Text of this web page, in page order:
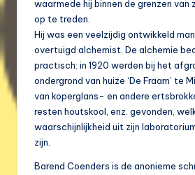
waarmede hij binnen de grenzen van
op te treden.
Hij was een veelzijdig ontwikkeld
overtuigd alchemist. De alchemie
practisch: in 1920 werden bij het
ondergrond van huize ‘De Fraam’ te
van koperglans- en andere
resten houtskool, enz. gevonden,
waarschijnlijkheid uit zijn
zijn.
Barend Coenders is de anonieme